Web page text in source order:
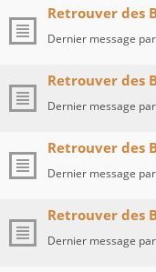
Retrouver des
Dernier message par
Retrouver des
Dernier message par
Retrouver des
Dernier message par
Retrouver des
Dernier message par